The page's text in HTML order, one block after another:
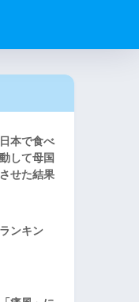
本で食べ
して母国
せた結果
ンキン